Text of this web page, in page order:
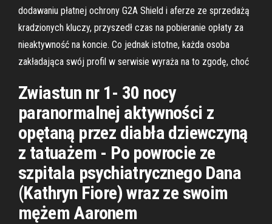
dodawaniu płatnej ochrony G2A Shield i aferze ze sprzedażą
kradzionych kluczy, przyszedł czas na pobieranie opłaty za
nieaktywność na koncie. Co jednak istotne, każda osoba
zakładająca swój profil w serwisie wyraża na to zgodę, choć
Zwiastun nr 1- 30 nocy
paranormalnej aktywności z
opętaną przez diabła dziewczyną
z tatuażem - Po powrocie ze
szpitala psychiatrycznego Dana
(Kathryn Fiore) wraz ze swoim
mężem Aaronem